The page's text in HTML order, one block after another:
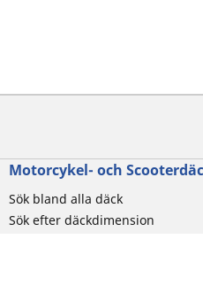
Motorcykel- och
Sök bland alla däck
Sök efter däckdimension